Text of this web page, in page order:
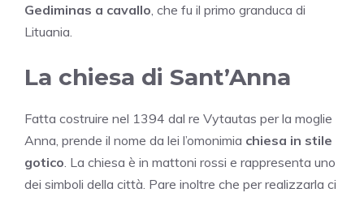
Gediminas a cavallo, che fu il primo granduca di
Lituania.
La chiesa di Sant’Anna
Fatta costruire nel 1394 dal re Vytautas per la moglie
Anna, prende il nome da lei l’omonimia chiesa in stile
gotico. La chiesa è in mattoni rossi e rappresenta uno
dei simboli della città. Pare inoltre che per realizzarla ci